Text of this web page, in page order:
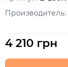
Производитель:
4 210 грн